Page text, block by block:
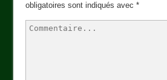
obligatoires sont indiqués avec*